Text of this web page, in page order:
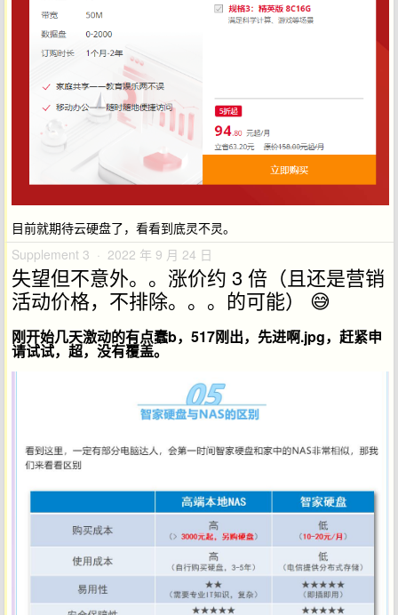
目前就期待云硬盘了，看看到底灵不灵。
Supplement 3 · 2022 年 9 月 24 日
失望但不意外。。涨价约 3 倍（且还是营销
活动价格，不排除。。。的可能） 😅
刚开始几天激动的有点蠢b，517刚出，先进啊.jpg，赶紧申
请试试，超，没有覆盖。